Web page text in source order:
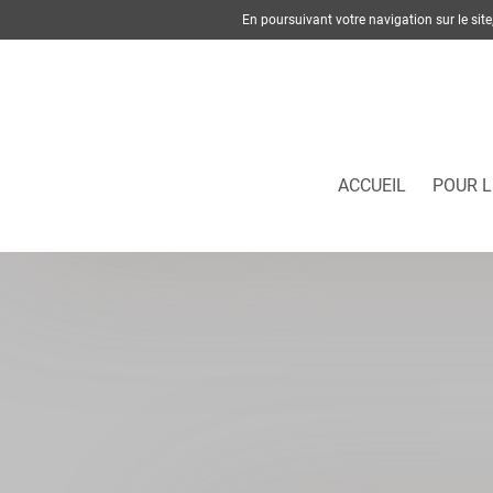
ACCUEIL POUR
En poursuivant votre navigation sur le